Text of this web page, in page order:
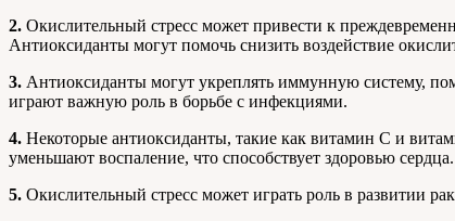
2. Окислительный стресс может привести к
Антиоксиданты могут помочь снизить воздействие
3. Антиоксиданты могут укреплять иммунную систему,
играют важную роль в борьбе с инфекциями.
4. Некоторые антиоксиданты, такие как витамин С и
уменьшают воспаление, что способствует здоровью сердца.
5. Окислительный стресс может играть роль в развитии